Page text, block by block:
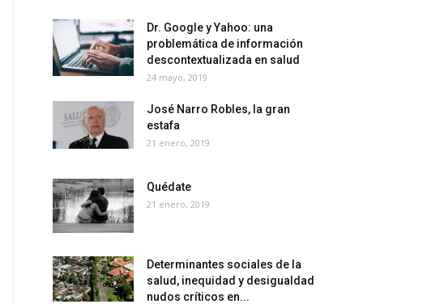
Dr. Google y Yahoo: una
problemática de información
descontextualizada en salud
24 mayo, 2019
José Narro Robles, la gran
estafa
21 enero, 2019
Quédate
21 enero, 2019
Determinantes sociales de la
salud, inequidad y desigualdad
nudos críticos en...